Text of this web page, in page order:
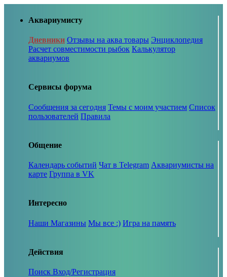
Аквариумисту
Дневники Отзывы на аква товары Энциклопедия
Расчет совместимости рыбок Калькулятор
аквариумов
Сервисы форума
Сообщения за сегодня Темы с моим участием Список
пользователей Правила
Общение
Календарь событий Чат в Telegram Аквариумисты на
карте Группа в VK
Интересно
Наши Магазины Мы все :) Игра на память
Действия
Поиск Вход/Регистрация